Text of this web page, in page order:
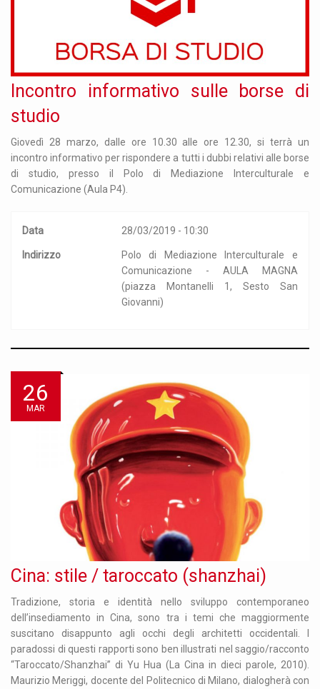
Incontro informativo sulle borse di
studio
Giovedì 28 marzo, dalle ore 10.30 alle ore 12.30, si terrà un
incontro informativo per rispondere a tutti i dubbi relativi alle borse
di studio, presso il Polo di Mediazione Interculturale e
Comunicazione (Aula P4).
Data 28/03/2019 - 10:30
Indirizzo
Polo di Mediazione Interculturale e
Comunicazione - AULA MAGNA
(piazza Montanelli 1, Sesto San
Giovanni)
26
MAR
Cina: stile / taroccato (shanzhai)
Tradizione, storia e identità nello sviluppo contemporaneo
dell’insediamento in Cina, sono tra i temi che maggiormente
suscitano disappunto agli occhi degli architetti occidentali. I
paradossi di questi rapporti sono ben illustrati nel saggio/racconto
“Taroccato/Shanzhai” di Yu Hua (La Cina in dieci parole, 2010).
Maurizio Meriggi, docente del Politecnico di Milano, dialogherà con